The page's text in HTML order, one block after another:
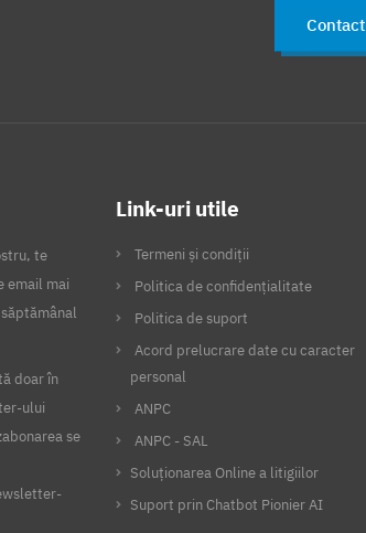
Contact
te
email mai
doar în
ului
se
Link-uri utile
Termeni și condiții
Politica de confidențialitate
Politica de suport
Acord prelucrare date cu caracter
personal
ANPC
ANPC - SAL
Soluționarea Online a litigiilor
Suport prin Chatbot Pionier AI